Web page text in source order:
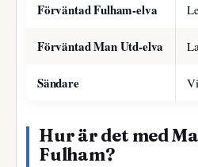
Förväntad Fulham-elva
Förväntad Man Utd-elva
Sändare
Hur är det med
Fulham?